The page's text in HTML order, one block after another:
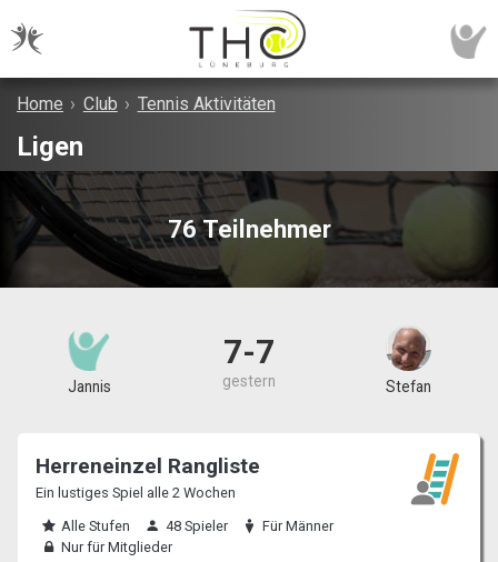
Home › Club › Tennis Aktivitäten
Ligen
76 Teilnehmer
Jannis
7-7
gestern Stefan
Herreneinzel Rangliste
Ein lustiges Spiel alle 2 Wochen
Alle Stufen
48 Spieler
Für Männer
Nur für Mitglieder